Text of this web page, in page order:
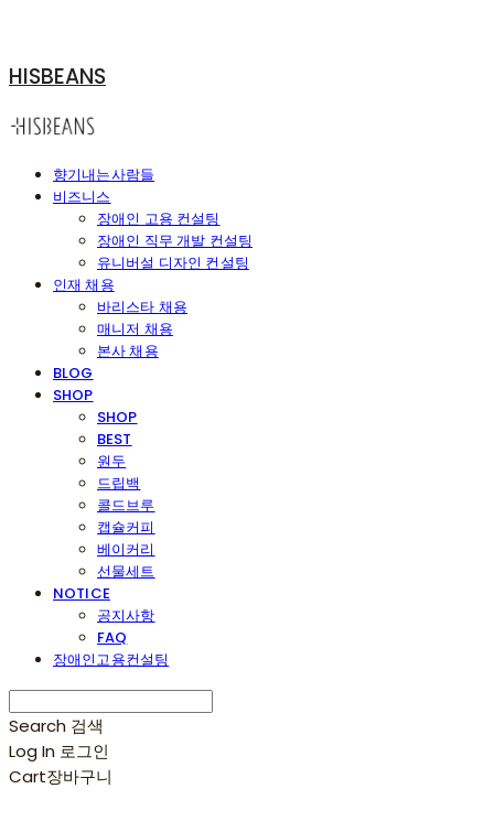
HISBEANS
향기내는사람들
비즈니스
장애인 고용 컨설팅
장애인 직무 개발 컨설팅
유니버설 디자인 컨설팅
인재 채용
바리스타 채용
매니저 채용
본사 채용
BLOG
SHOP
SHOP
BEST
원두
드립백
콜드브루
캡슐커피
베이커리
선물세트
NOTICE
공지사항
FAQ
장애인고용컨설팅
Search 검색
Log In 로그인
Cart장바구니